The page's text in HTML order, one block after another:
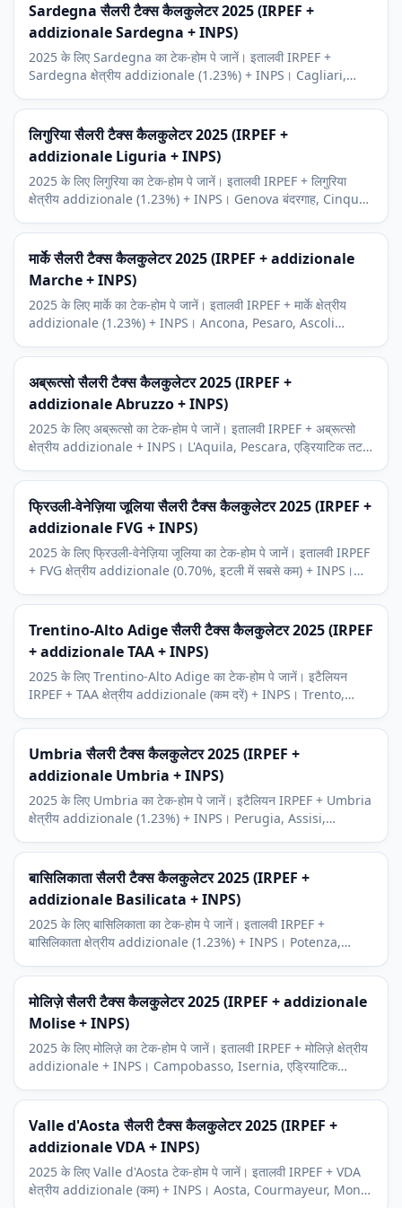
Sardegna सैलरी टैक्स कैलकुलेटर 2025 (IRPEF +
addizionale Sardegna + INPS)
2025 के लिए Sardegna का टेक-होम पे जानें। इतालवी IRPEF +
Sardegna क्षेत्रीय addizionale (1.23%) + INPS। Cagliari,
लिगुरिया सैलरी टैक्स कैलकुलेटर 2025 (IRPEF +
addizionale Liguria + INPS)
2025 के लिए लिगुरिया का टेक-होम पे जानें। इतालवी IRPEF + लिगुरिया
क्षेत्रीय addizionale (1.23%) + INPS। Genova बंदरगाह, Cinque
मार्के सैलरी टैक्स कैलकुलेटर 2025 (IRPEF + addizionale
Marche + INPS)
2025 के लिए मार्के का टेक-होम पे जानें। इतालवी IRPEF + मार्के क्षेत्रीय
addizionale (1.23%) + INPS। Ancona, Pesaro, Ascoli
अब्रूत्सो सैलरी टैक्स कैलकुलेटर 2025 (IRPEF +
addizionale Abruzzo + INPS)
2025 के लिए अब्रूत्सो का टेक-होम पे जानें। इतालवी IRPEF + अब्रूत्सो
क्षेत्रीय addizionale + INPS। L'Aquila, Pescara, एड्रियाटिक तट
फ्रिउली-वेनेज़िया जूलिया सैलरी टैक्स कैलकुलेटर 2025 (IRPEF +
addizionale FVG + INPS)
2025 के लिए फ्रिउली-वेनेज़िया जूलिया का टेक-होम पे जानें। इतालवी IRPEF
+ FVG क्षेत्रीय addizionale (0.70%, इटली में सबसे कम) + INPS।
Trentino-Alto Adige सैलरी टैक्स कैलकुलेटर 2025 (IRPEF
+ addizionale TAA + INPS)
2025 के लिए Trentino-Alto Adige का टेक-होम पे जानें। इटैलियन
IRPEF + TAA क्षेत्रीय addizionale (कम दरें) + INPS। Trento,
Umbria सैलरी टैक्स कैलकुलेटर 2025 (IRPEF +
addizionale Umbria + INPS)
2025 के लिए Umbria का टेक-होम पे जानें। इटैलियन IRPEF + Umbria
क्षेत्रीय addizionale (1.23%) + INPS। Perugia, Assisi,
बासिलिकाता सैलरी टैक्स कैलकुलेटर 2025 (IRPEF +
addizionale Basilicata + INPS)
2025 के लिए बासिलिकाता का टेक-होम पे जानें। इतालवी IRPEF +
बासिलिकाता क्षेत्रीय addizionale (1.23%) + INPS। Potenza,
मोलिज़े सैलरी टैक्स कैलकुलेटर 2025 (IRPEF + addizionale
Molise + INPS)
2025 के लिए मोलिज़े का टेक-होम पे जानें। इतालवी IRPEF + मोलिज़े क्षेत्रीय
addizionale + INPS। Campobasso, Isernia, एड्रियाटिक
Valle d'Aosta सैलरी टैक्स कैलकुलेटर 2025 (IRPEF +
addizionale VDA + INPS)
2025 के लिए Valle d'Aosta टेक-होम पे जानें। इतालवी IRPEF + VDA
क्षेत्रीय addizionale (कम) + INPS। Aosta, Courmayeur, Mont